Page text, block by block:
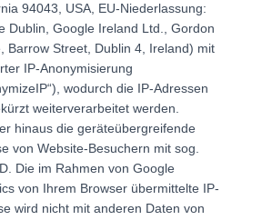
94043, USA, EU-Niederlassung:
Dublin, Google Ireland Ltd., Gordon
Barrow Street, Dublin 4, Ireland) mit
IP-Anonymisierung
wodurch die IP-Adressen
weiterverarbeitet werden.
hinaus die geräteübergreifende
von Website-Besuchern mit sog.
Die im Rahmen von Google
von Ihrem Browser übermittelte IP-
wird nicht mit anderen Daten von